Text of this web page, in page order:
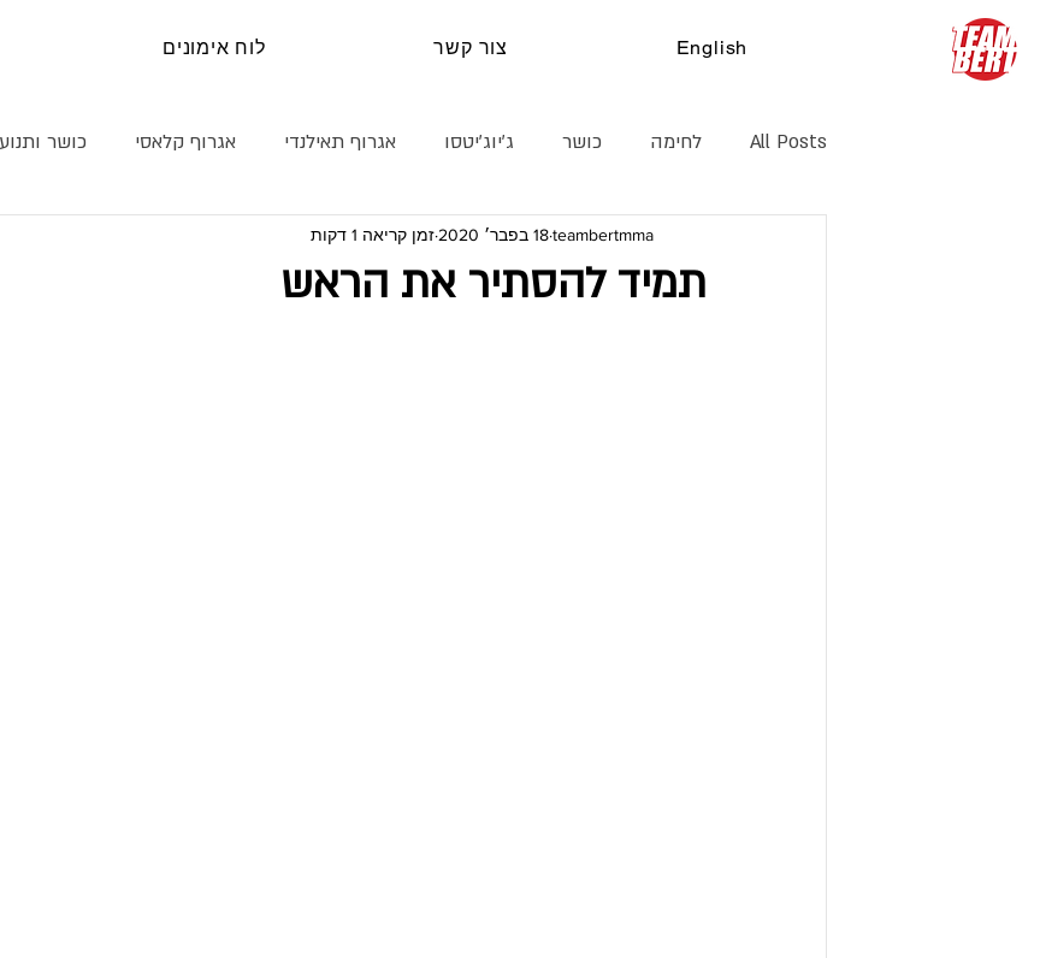
לוח אימונים צור קשר English
All Posts לחימה כושר ג׳יוג׳יטסו אגרוף תאילנדי אגרוף קלאסי כושר
דרך חיים הגנה עצמית קראטה
תמיד להסתיר את הראש
teambertmma18 בפבר׳ 2020 זמן קריאה 1 דקות